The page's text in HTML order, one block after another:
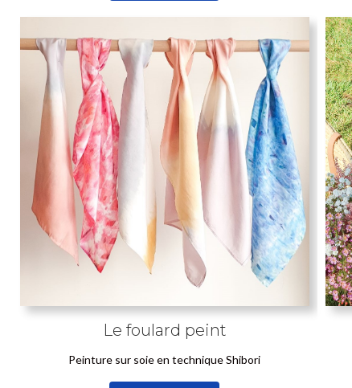
Le foulard peint
Peinture sur soie en technique Shibori